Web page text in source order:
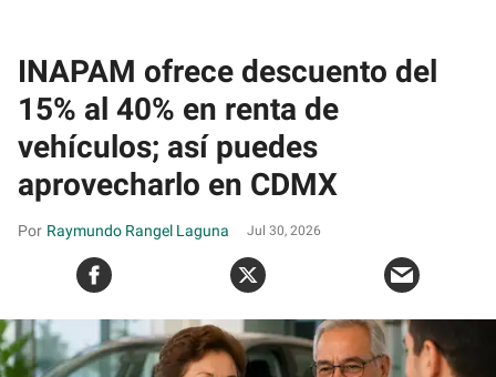
INAPAM ofrece descuento del
15% al 40% en renta de
vehículos; así puedes
aprovecharlo en CDMX
Raymundo Rangel Laguna Jul 30, 2026